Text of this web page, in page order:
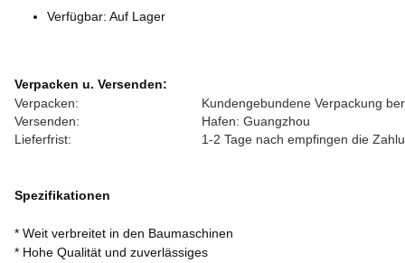
Verfügbar: Auf Lager
Verpacken u. Versenden:
Verpacken:
Kundengebundene Verpackung
Versenden:
Hafen: Guangzhou
Lieferfrist:
1-2 Tage nach empfingen die
Spezifikationen
* Weit verbreitet in den Baumaschinen
* Hohe Qualität und zuverlässiges